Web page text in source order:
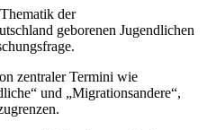
der
geborenen Jugendlichen
zentraler Termini wie
und „Migrationsandere“,